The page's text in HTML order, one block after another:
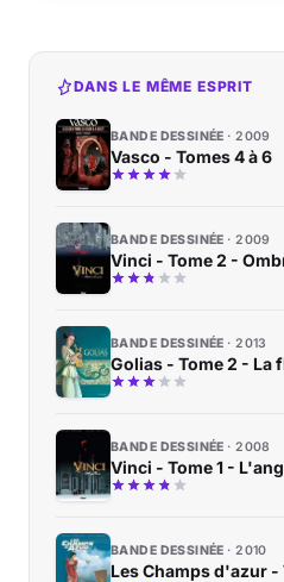
DANS LE MÊME ESPRIT
BANDE DESSINÉE 2009
Vasco - Tomes 4 à 6
BANDE DESSINÉE 2009
Vinci - Tome 2 -
BANDE DESSINÉE 2013
Golias - Tome 2 - La
BANDE DESSINÉE 2008
Vinci - Tome 1 -
BANDE DESSINÉE 2010
Les Champs d'azur -